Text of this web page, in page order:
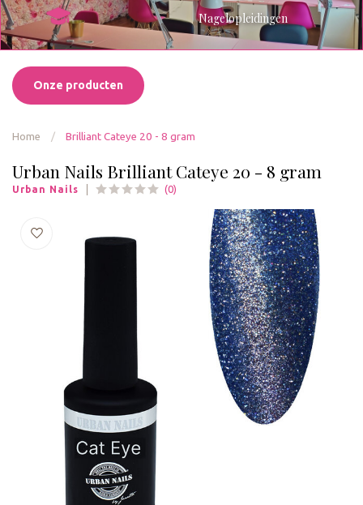
Nagelopleidingen
Onze producten
Home / Brilliant Cateye 20 - 8 gram
Urban Nails Brilliant Cateye 20 - 8 gram
Urban Nails (0)